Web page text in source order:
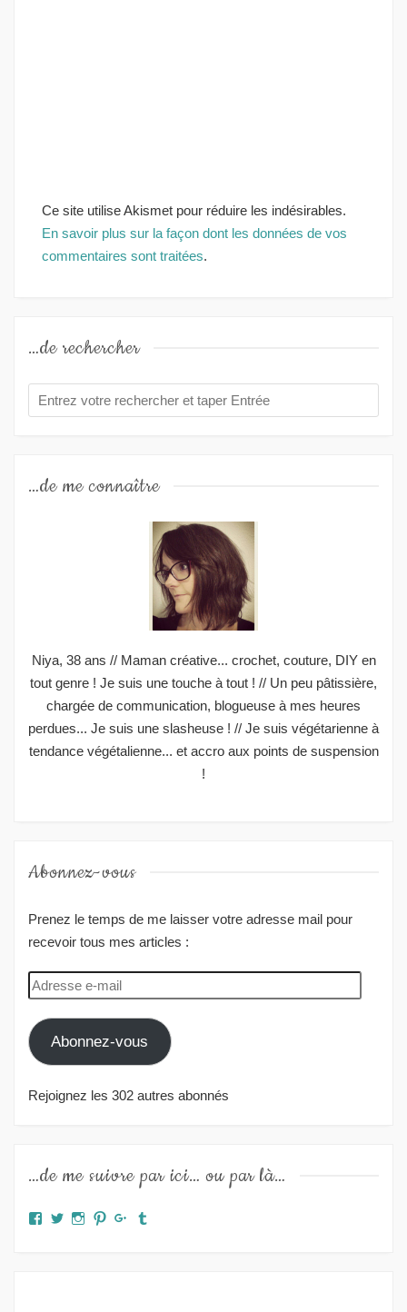
Ce site utilise Akismet pour réduire les indésirables.
En savoir plus sur la façon dont les données de vos
commentaires sont traitées.
…de rechercher
…de me connaître
Niya, 38 ans // Maman créative... crochet, couture, DIY en
tout genre ! Je suis une touche à tout ! // Un peu pâtissière,
chargée de communication, blogueuse à mes heures
perdues... Je suis une slasheuse ! // Je suis végétarienne à
tendance végétalienne... et accro aux points de suspension
!
Abonnez-vous
Prenez le temps de me laisser votre adresse mail pour
recevoir tous mes articles :
Adresse
e-
mail
Abonnez-vous
Rejoignez les 302 autres abonnés
…de me suivre par ici… ou par là…
Facebook
TwitterInstagram
PinterestGoogle+